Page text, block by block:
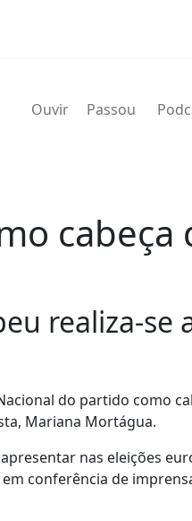
Ouvir Passou
cabeça
realiza-se
do partido como
Mariana Mortágua.
nas eleições
conferência de